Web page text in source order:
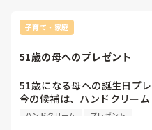
子育て・家庭
51歳の母へのプレゼント
51歳になる母への誕生日プ
今の候補は、ハンドクリー
です。
ハンドクリーム プレゼント